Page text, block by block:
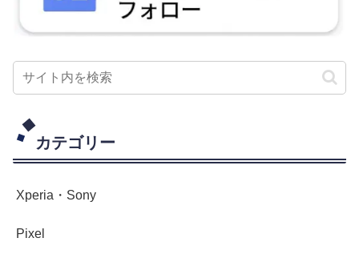
カテゴリー
Xperia・Sony
Pixel